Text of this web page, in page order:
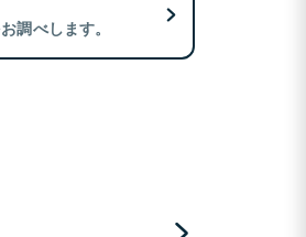
調べします。